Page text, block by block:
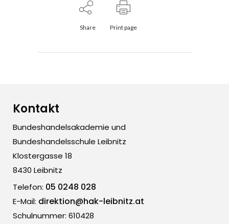
Share Print page
Kontakt
Bundeshandelsakademie und
Bundeshandelsschule Leibnitz
Klostergasse 18
8430 Leibnitz
Telefon: 05 0248 028
E-Mail: direktion@hak-leibnitz.at
Schulnummer: 610428